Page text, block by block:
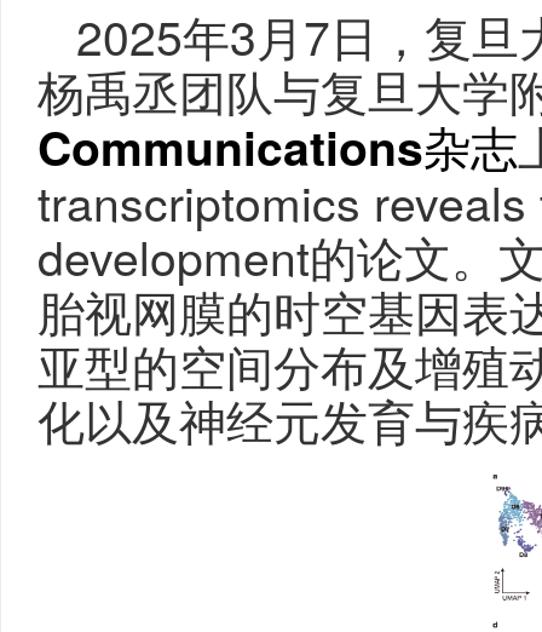
2025年3月7日，复旦
杨禹丞团队与复旦大学
Communications杂志
transcriptomics
development的论文。
胎视网膜的时空基因表
亚型的空间分布及增殖
化以及神经元发育与疾